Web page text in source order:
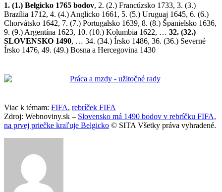
1. (1.) Belgicko 1765 bodov, 2. (2.) Francúzsko 1733, 3. (3.)
Brazília 1712, 4. (4.) Anglicko 1661, 5. (5.) Uruguaj 1645, 6. (6.)
Chorvátsko 1642, 7. (7.) Portugalsko 1639, 8. (8.) Španielsko 1636,
9. (9.) Argentína 1623, 10. (10.) Kolumbia 1622, … 32. (32.)
SLOVENSKO 1490, … 34. (34.) Írsko 1486, 36. (36.) Severné
Írsko 1476, 49. (49.) Bosna a Hercegovina 1430
Viac k témam: FIFA, rebríček FIFA
Zdroj: Webnoviny.sk – Slovensko má 1490 bodov v rebríčku FIFA,
na prvej priečke kraľuje Belgicko © SITA Všetky práva vyhradené.